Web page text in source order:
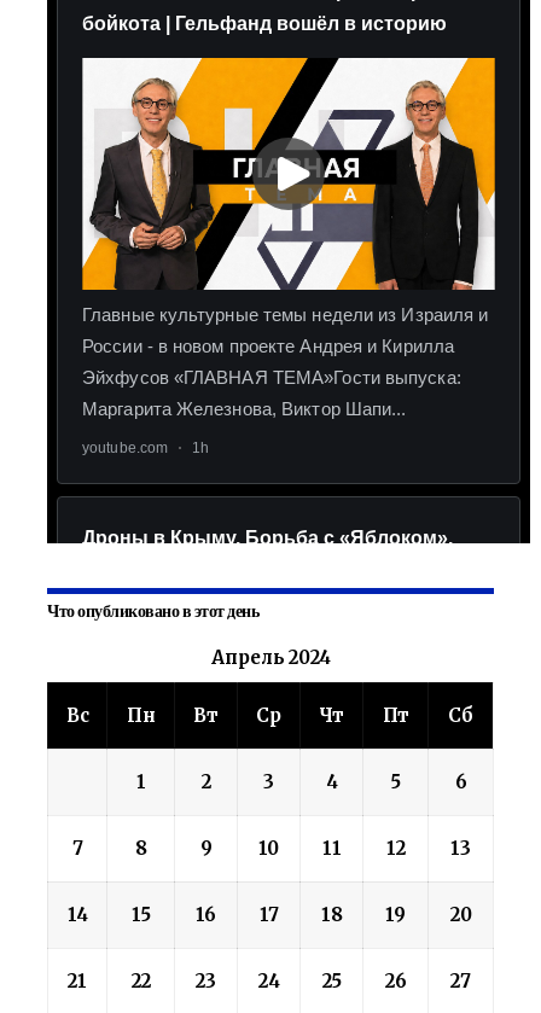
Что опубликовано в этот день
Апрель 2024
Вс Пн Вт Ср Чт Пт Сб
1 2 3 4 5 6
7 8 9 10 11 12 13
14 15 16 17 18 19 20
21 22 23 24 25 26 27